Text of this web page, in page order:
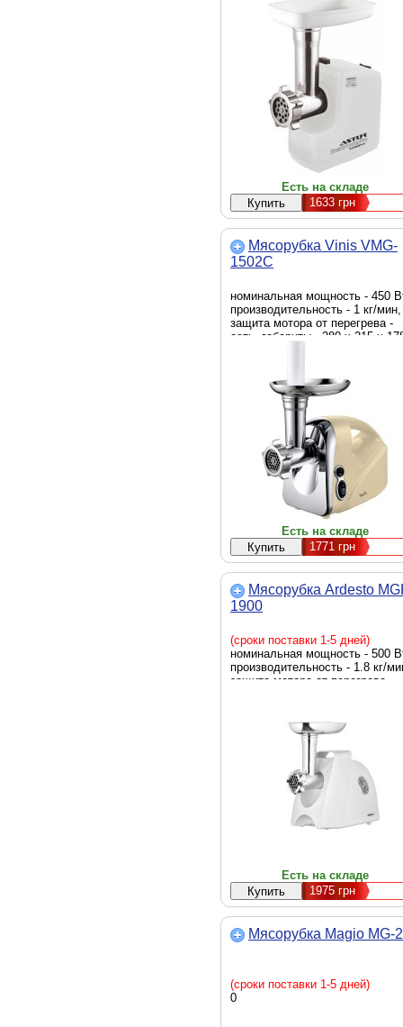
Есть на складе
1633 грн
Мясорубка Vinis VMG-
1502C
номинальная мощность - 450
производительность - 1 кг/мин,
защита мотора от перегрева -
есть, габариты - 280 х 215 х
Есть на складе
1771 грн
Мясорубка Ardesto
1900
(сроки поставки 1-5 дней)
номинальная мощность - 500
производительность - 1.8 кг/
защита мотора от перегрева -
Есть на складе
1975 грн
Мясорубка Magio MG-
(сроки поставки 1-5 дней)
0